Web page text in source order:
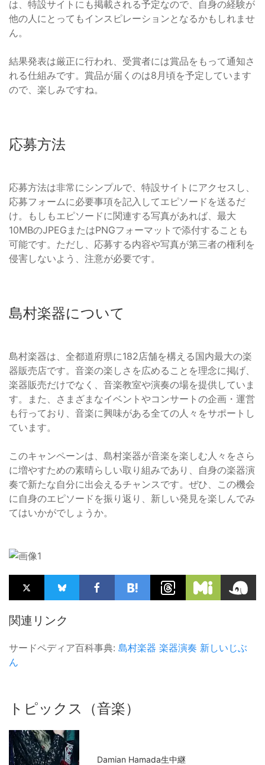
は、特設サイトにも掲載される予定なので、自身の経験が
他の人にとってもインスピレーションとなるかもしれませ
ん。
結果発表は厳正に行われ、受賞者には賞品をもって通知さ
れる仕組みです。賞品が届くのは8月頃を予定しています
ので、楽しみですね。
応募方法
応募方法は非常にシンプルで、特設サイトにアクセスし、
応募フォームに必要事項を記入してエピソードを送るだ
け。もしもエピソードに関連する写真があれば、最大
10MBのJPEGまたはPNGフォーマットで添付することも
可能です。ただし、応募する内容や写真が第三者の権利を
侵害しないよう、注意が必要です。
島村楽器について
島村楽器は、全都道府県に182店舗を構える国内最大の楽
器販売店です。音楽の楽しさを広めることを理念に掲げ、
楽器販売だけでなく、音楽教室や演奏の場を提供していま
す。また、さまざまなイベントやコンサートの企画・運営
も行っており、音楽に興味がある全ての人々をサポートし
ています。
このキャンペーンは、島村楽器が音楽を楽しむ人々をさら
に増やすための素晴らしい取り組みであり、自身の楽器演
奏で新たな自分に出会えるチャンスです。ぜひ、この機会
に自身のエピソードを振り返り、新しい発見を楽しんでみ
てはいかがでしょうか。
関連リンク
サードペディア百科事典: 島村楽器 楽器演奏 新しいじぶ
ん
トピックス（音楽）
Damian Hamada生中継